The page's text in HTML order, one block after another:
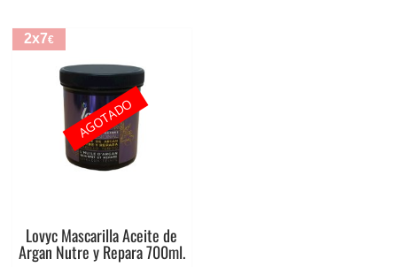
2x7€
Lovyc Mascarilla Aceite de
Argan Nutre y Repara 700ml.
AGOTADO